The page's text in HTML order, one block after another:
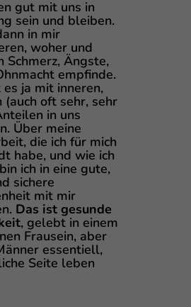
gut mit uns in
sein und bleiben.
in mir
woher und
Schmerz, Ängste,
empfinde.
ja mit inneren,
(auch oft sehr, sehr
in uns
Über meine
die ich für mich
habe, und wie ich
ich in eine gute,
sichere
mit mir
Das ist gesunde
, gelebt in einem
Frausein, aber
essentiell,
Seite leben